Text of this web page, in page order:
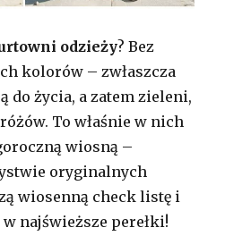
odzieży? Bez
kolorów – zwłaszcza
do życia, a zatem zieleni,
To właśnie w nich
wiosną –
oryginalnych
wiosenną check listę i
w najświeższe perełki!